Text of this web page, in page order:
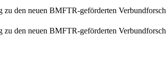
zu den neuen BMFTR-geförderten
zu den neuen BMFTR-geförderten